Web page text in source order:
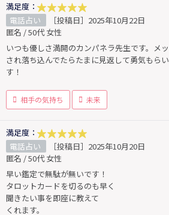
満足度：
電話占い
［投稿日］2025年10月22日
匿名 / 50代 女性
いつも優しさ満開のカンパネラ先生です。メ
され落ち込んでたらたまに見返して勇気もら
す！
相手の気持ち 未来
満足度：
電話占い
［投稿日］2025年10月20日
匿名 / 50代 女性
早い鑑定で無駄が無いです！
タロットカードを切るのも早く
聞きたい事を即座に教えて
くれます。